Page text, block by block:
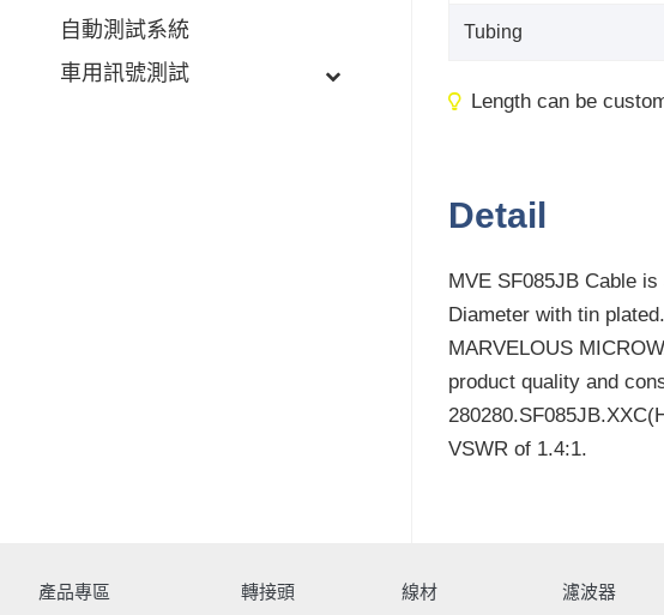
Tubing
Length can be
Detail
MVE SF085JB Cable
Diameter with tin plated.
MARVELOUS
product quality and
VSWR of 1.4:1.
自動測試系統
車用訊號測試
產品專區
轉接頭
線材
濾波器